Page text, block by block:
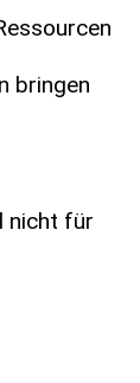
bringen
nicht für